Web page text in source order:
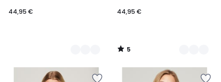
44,95 €
44,95 €
5
/